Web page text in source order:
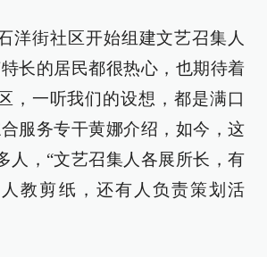
洋街社区开始组建文艺召集人
长的居民都很热心，也期待着
，一听我们的设想，都是满口
服务专干黄娜介绍，如今，这
人，“文艺召集人各展所长，有
教剪纸，还有人负责策划活